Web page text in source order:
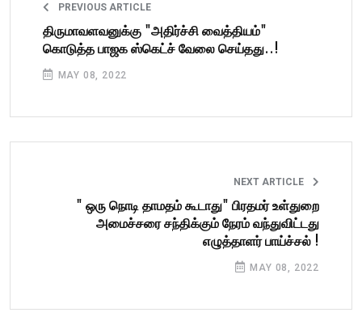
PREVIOUS ARTICLE
திருமாவளவனுக்கு "அதிர்ச்சி வைத்தியம்"
கொடுத்த பாஜக ஸ்கெட்ச் வேலை செய்தது..!
MAY 08, 2022
NEXT ARTICLE
" ஒரு நொடி தாமதம் கூடாது" பிரதமர் உள்துறை
அமைச்சரை சந்திக்கும் நேரம் வந்துவிட்டது
எழுத்தாளர் பாய்ச்சல் !
MAY 08, 2022